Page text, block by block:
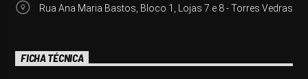
Rua Ana Maria Bastos, Bloco 1, Lojas 7 e 8 - Torres Vedras
FICHA TÉCNICA